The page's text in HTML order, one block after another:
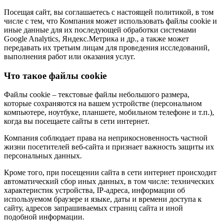
Посещая сайт, вы соглашаетесь с настоящей политикой, в том
числе с тем, что Компания может использовать файлы cookie и
иные данные для их последующей обработки системами
Google Analytics, Яндекс.Метрика и др., а также может
передавать их третьим лицам для проведения исследований,
выполнения работ или оказания услуг.
Что такое файлы cookie
Файлы cookie – текстовые файлы небольшого размера,
которые сохраняются на вашем устройстве (персональном
компьютере, ноутбуке, планшете, мобильном телефоне и т.п.),
когда вы посещаете сайты в сети интернет.
Компания соблюдает права на неприкосновенность частной
жизни посетителей веб-сайта и признает важность защиты их
персональных данных.
Кроме того, при посещении сайта в сети интернет происходит
автоматический сбор иных данных, в том числе: технических
характеристик устройства, IP-адреса, информации об
используемом браузере и языке, даты и времени доступа к
сайту, адресов запрашиваемых страниц сайта и иной
подобной информации.